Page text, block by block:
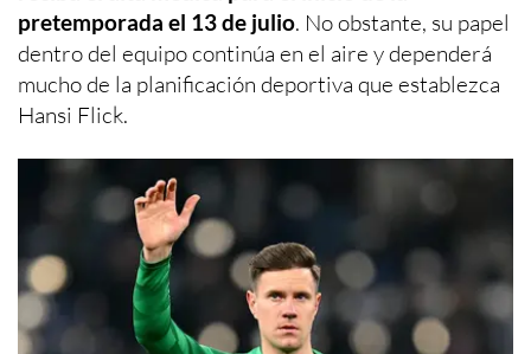
pretemporada el 13 de julio. No obstante, su papel
dentro del equipo continúa en el aire y dependerá
mucho de la planificación deportiva que establezca
Hansi Flick.